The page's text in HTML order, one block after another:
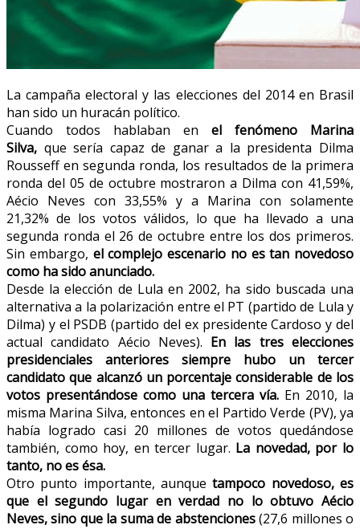
La campaña electoral y las elecciones del 2014 en Brasil
han sido un huracán político.
Cuando todos hablaban en
el fenómeno Marina
Silva, que sería capaz de ganar a la presidenta Dilma
Rousseff en segunda ronda, los resultados de la primera
ronda del 05 de octubre mostraron a Dilma con 41,59%,
Aécio Neves con 33,55% y a Marina con solamente
21,32% de los votos válidos, lo que ha llevado a una
segunda ronda el 26 de octubre entre los dos primeros.
Sin embargo, el complejo escenario no es tan novedoso
como ha sido anunciado.
Desde la elección de Lula en 2002, ha sido buscada una
alternativa a la polarización entre el PT (partido de Lula y
Dilma) y el PSDB (partido del ex presidente Cardoso y del
actual candidato Aécio Neves). En las tres elecciones
presidenciales anteriores siempre hubo un tercer
candidato que alcanzó un porcentaje considerable de los
votos presentándose como una tercera vía. En 2010, la
misma Marina Silva, entonces en el Partido Verde (PV), ya
había logrado casi 20 millones de votos quedándose
también, como hoy, en tercer lugar. La novedad, por lo
tanto, no es ésa.
Otro punto importante, aunque tampoco novedoso, es
que el segundo lugar en verdad no lo obtuvo Aécio
Neves, sino que la suma de abstenciones (27,6 millones o